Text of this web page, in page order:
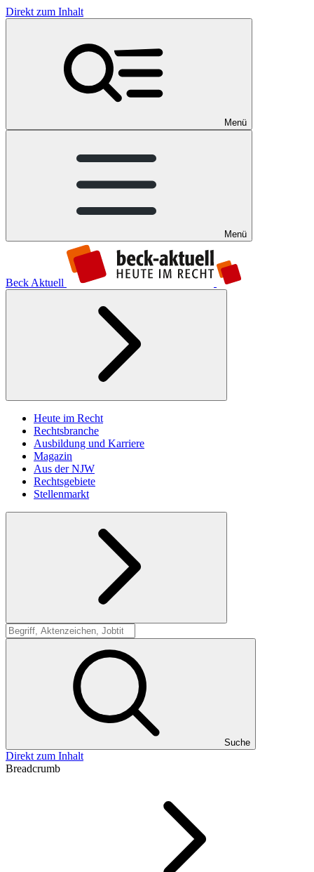
Direkt zum Inhalt
Menü
Menü
Beck Aktuell
Heute im Recht
Rechtsbranche
Ausbildung und Karriere
Magazin
Aus der NJW
Rechtsgebiete
Stellenmarkt
Suche
Suche
Direkt zum Inhalt
Breadcrumb